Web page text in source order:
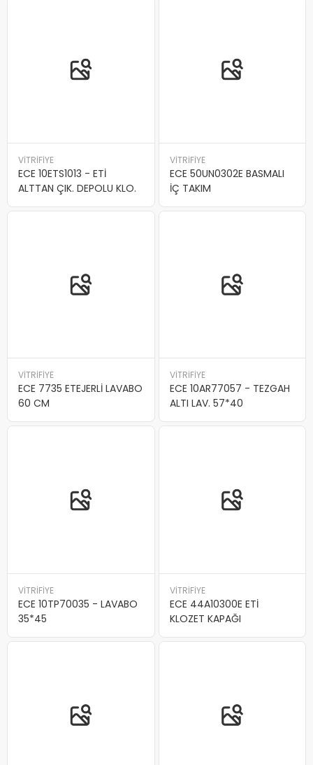
VİTRİFİYE
ECE 10ETS1013 - ETİ
ALTTAN ÇIK. DEPOLU KLO.
VİTRİFİYE
ECE 50UN0302E BASMALI
İÇ TAKIM
VİTRİFİYE
ECE 7735 ETEJERLİ LAVABO
60 CM
VİTRİFİYE
ECE 10AR77057 - TEZGAH
ALTI LAV. 57*40
VİTRİFİYE
ECE 10TP70035 - LAVABO
35*45
VİTRİFİYE
ECE 44A10300E ETİ
KLOZET KAPAĞI